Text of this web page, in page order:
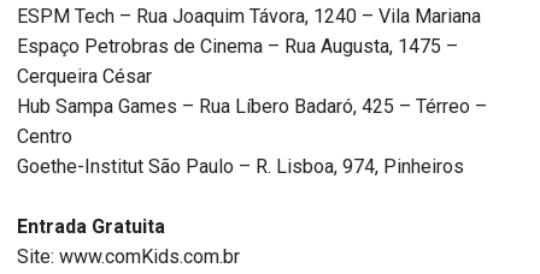
ESPM Tech – Rua Joaquim Távora, 1240 – Vila Mariana
Espaço Petrobras de Cinema – Rua Augusta, 1475 –
Cerqueira César
Hub Sampa Games – Rua Líbero Badaró, 425 – Térreo –
Centro
Goethe-Institut São Paulo – R. Lisboa, 974, Pinheiros
Entrada Gratuita
Site: www.comKids.com.br